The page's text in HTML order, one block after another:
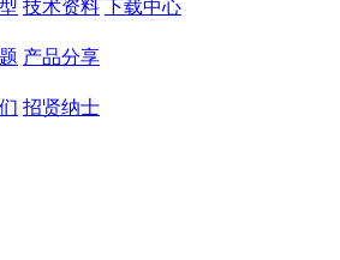
技术资料 下载中心
产品分享
招贤纳士